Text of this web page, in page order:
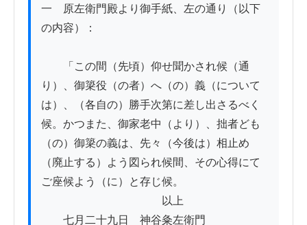
一　原左衛門殿より御手紙、左の通り（以下
の内容）：
「この間（先頃）仰せ聞かされ候（通
り）、御簗役（の者）へ（の）義（について
は）、（各自の）勝手次第に差し出さるべく
候。かつまた、御家老中（より）、拙者ども
（の）御簗の義は、先々（今後は）相止め
（廃止する）よう図られ候間、その心得にて
ご座候よう（に）と存じ候。
以上
七月二十九日　神谷粂左衛門